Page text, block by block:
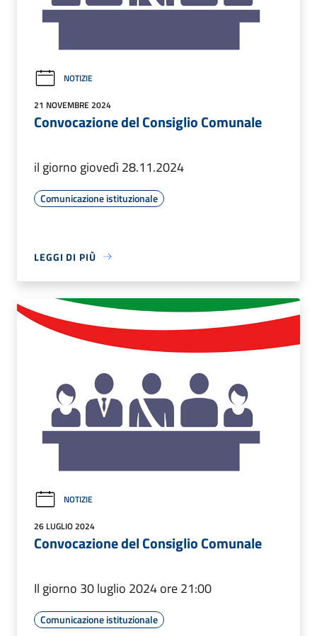
NOTIZIE
21 NOVEMBRE 2024
Convocazione del Consiglio Comunale
il giorno giovedì 28.11.2024
Comunicazione istituzionale
LEGGI DI PIÙ
NOTIZIE
26 LUGLIO 2024
Convocazione del Consiglio Comunale
Il giorno 30 luglio 2024 ore 21:00
Comunicazione istituzionale